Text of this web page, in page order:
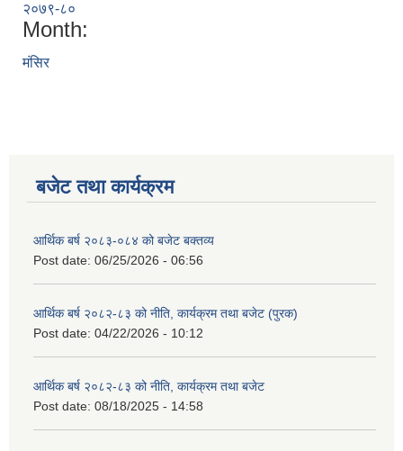
२०७९-८०
Month:
मंसिर
बजेट तथा कार्यक्रम
आर्थिक बर्ष २०८३-०८४ को बजेट बक्तव्य
Post date: 06/25/2026 - 06:56
आर्थिक बर्ष २०८२-८३ को नीति, कार्यक्रम तथा बजेट (पुरक)
Post date: 04/22/2026 - 10:12
आर्थिक बर्ष २०८२-८३ को नीति, कार्यक्रम तथा बजेट
Post date: 08/18/2025 - 14:58